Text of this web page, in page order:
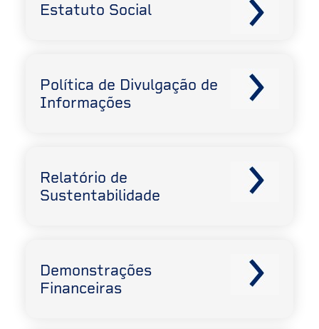
Estatuto Social
Política de Divulgação de
Informações
Relatório de
Sustentabilidade
Demonstrações
Financeiras